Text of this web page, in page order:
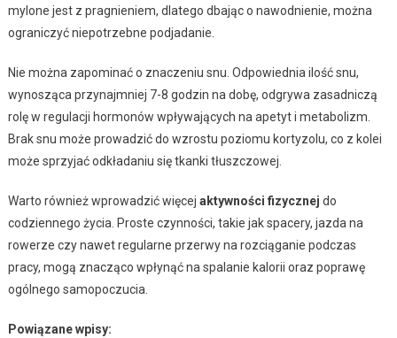
mylone jest z pragnieniem, dlatego dbając o nawodnienie, można
ograniczyć niepotrzebne podjadanie.
Nie można zapominać o znaczeniu snu. Odpowiednia ilość snu,
wynosząca przynajmniej 7-8 godzin na dobę, odgrywa zasadniczą
rolę w regulacji hormonów wpływających na apetyt i metabolizm.
Brak snu może prowadzić do wzrostu poziomu kortyzolu, co z kolei
może sprzyjać odkładaniu się tkanki tłuszczowej.
Warto również wprowadzić więcej aktywności fizycznej do
codziennego życia. Proste czynności, takie jak spacery, jazda na
rowerze czy nawet regularne przerwy na rozciąganie podczas
pracy, mogą znacząco wpłynąć na spalanie kalorii oraz poprawę
ogólnego samopoczucia.
Powiązane wpisy: